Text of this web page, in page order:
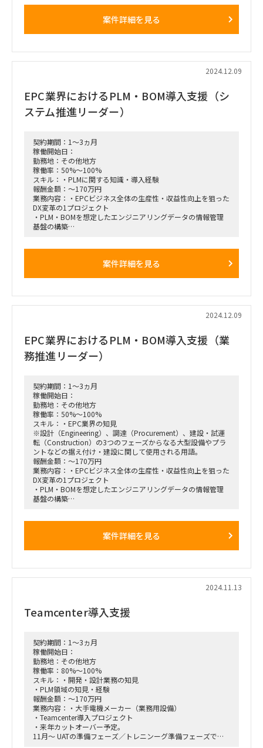
・ビジネス英語を用いた海外プロジェクトのサポートプロジェ
※オンサイト週2-3予定ですが、週1～オンサイト可能な方検
案件詳細を見る
2024.12.09
EPC業界におけるPLM・BOM導入支援（シ
ステム推進リーダー）
契約期間：1～3ヵ月
稼働開始日：
勤務地：その他地方
稼働率：50%～100%
スキル：・PLMに関する知識・導入経験
報酬金額：～170万円
業務内容：・EPCビジネス全体の生産性・収益性向上を狙った
DX変革の1プロジェクト
・PLM・BOMを想定したエンジニアリングデータの情報管理
基盤の構築
・まずはグランドデザイン（企画構想）からスタート。27年
・日々のプロジェクト活動を現場リーダーとして主体的にリー
ーション、仮説出し、アウトプット作成を実施頂く
・元請マネジメントメンバと協力して、お客様上位マネジメン
ト層へのアプローチおよび報告を実施頂く
主な想定作業
・現状システム整理 →システム構成図作成
・システム課題整理
・目指すべき姿（システム構想）策定
・システムテーマ解決方針検討
・実現ロードマップ作成
・投資概算試算
・各種報告資料作成
・オンサイト（北九州）：2日 ※ 旅費・宿泊費は元請負担
案件詳細を見る
2024.12.09
EPC業界におけるPLM・BOM導入支援（業
務推進リーダー）
契約期間：1～3ヵ月
稼働開始日：
勤務地：その他地方
稼働率：50%～100%
スキル：・EPC業界の知見
※設計（Engineering）、調達（Procurement）、建設・試運
転（Construction）の3つのフェーズからなる大型設備やプラ
ントなどの据え付け・建設に関して使用される用語。
報酬金額：～170万円
業務内容：・EPCビジネス全体の生産性・収益性向上を狙った
DX変革の1プロジェクト
・PLM・BOMを想定したエンジニアリングデータの情報管理
基盤の構築
・まずはグランドデザイン（企画構想）からスタート。27年
・プロジェクト計画の作成、進捗・品質管理、会議ファシリテ
・元請マネジメントメンバと協力して、お客様上位マネジメン
ト層へのアプローチおよび報告を実施頂く
メンバと協力して、次フェーズ提案を主体的に実施頂く
・主な想定作業
・業務プロセス/情報流整理 →業務フロー/データフロー図作
成
・業務課題整理
・目指すべき姿策定
・業務テーマ解決方針検討
・実現ロードマップ作成
・効果試算
・各種報告資料作成
・オンサイト（北九州）：週2～3日 ※ 旅費・宿泊費は元請
負担
案件詳細を見る
2024.11.13
Teamcenter導入支援
契約期間：1～3ヵ月
稼働開始日：
勤務地：その他地方
稼働率：80%～100%
スキル：・開発・設計業務の知見
・PLM領域の知見・経験
報酬金額：～170万円
業務内容：・大手電機メーカー（業務用設備）
・Teamcenter導入プロジェクト
・来年カットオーバー予定。
11月～ UATの準備フェーズ／トレニンーグ準備フェーズでご